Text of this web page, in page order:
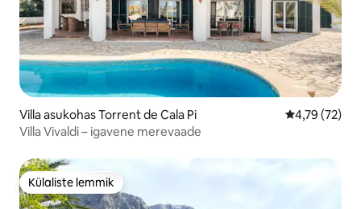
Villa asukohas Torrent de Cala Pi Keskmine
4,79 (72)
Villa Vivaldi – igavene merevaade
Külaliste lemmik
Külaliste lemmik